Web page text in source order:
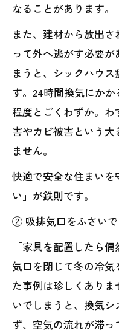
なることがあります。
また、建材から放出
って外へ逃がす必要
まうと、シックハウ
す。24時間換気にか
程度とごくわずか。
害やカビ被害という
ません。
快適で安全な住まい
い」が鉄則です。
② 吸排気口をふさいで
「家具を配置したら
気口を閉じて冬の冷
た事例は珍しくあり
いでしまうと、換気
ず、空気の流れが滞っ